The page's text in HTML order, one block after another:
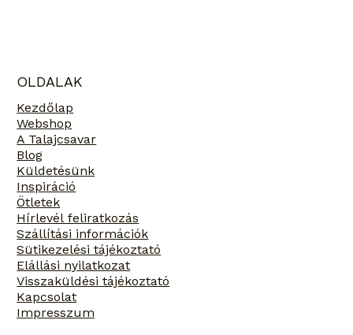
OLDALAK
Kezdőlap
Webshop
A Talajcsavar
Blog
Küldetésünk
Inspiráció
Ötletek
Hírlevél feliratkozás
Szállítási információk
Sütikezelési tájékoztató
Elállási nyilatkozat
Visszaküldési tájékoztató
Kapcsolat
Impresszum